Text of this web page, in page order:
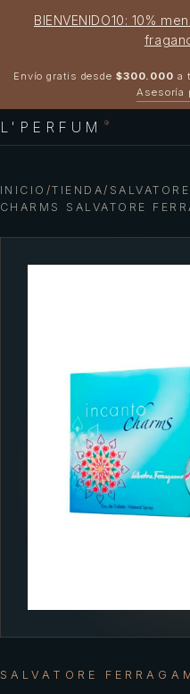
BIENVENIDO10: 10%
Envío gratis desde $300.000 a
Asesoría
L'PERFUM ®
INICIO /TIENDA/
CHARMS SALVATORE
SALVATORE